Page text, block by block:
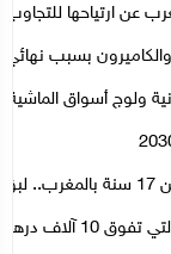
عن ارتياحها
بسبب نهائي
تقرر مجانية ولوج أسواق
قرعة مونديال السيدات لكرة القدم لأقل
درهم بالشيك